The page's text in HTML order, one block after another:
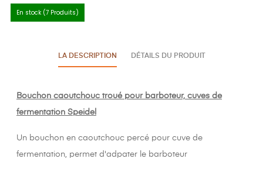
En stock (7 Produits)
LA DESCRIPTION DÉTAILS DU PRODUIT
Bouchon caoutchouc troué pour barboteur, cuves de
fermentation Speidel
Un bouchon en caoutchouc percé pour cuve de
fermentation, permet d'adpater le barboteur